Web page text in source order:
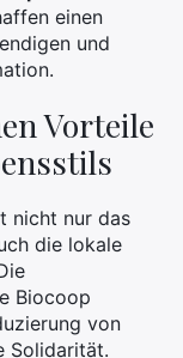
einen
und
Vorteile
nicht nur das
die lokale
Biocoop
von
Solidarität.